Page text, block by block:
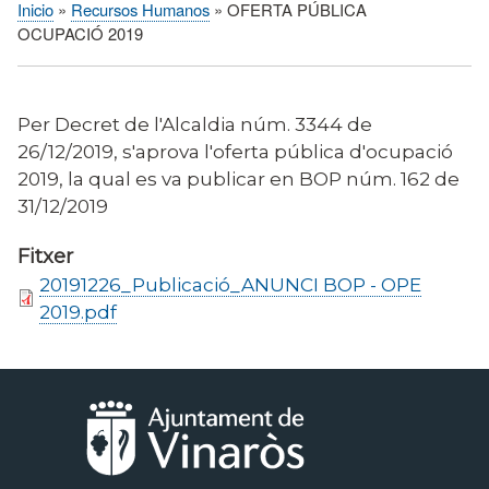
Sobrescribir
ayuda
a
la
navegación
Inicio Recursos Humanos
OFERTA PÚBLICA
OCUPACIÓ 2019
Per Decret de l'Alcaldia núm. 3344 de
26/12/2019, s'aprova l'oferta pública d'ocupació
2019, la qual es va publicar en BOP núm. 162 de
31/12/2019
Fitxer
20191226_Publicació_ANUNCI BOP - OPE
2019.pdf